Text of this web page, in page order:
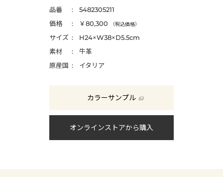
品番
5482305211
価格
￥80,300 （税込価格）
サイズ
H24×W38×D5.5cm
素材
牛革
原産国
イタリア
カラーサンプル
オンラインストアから購入